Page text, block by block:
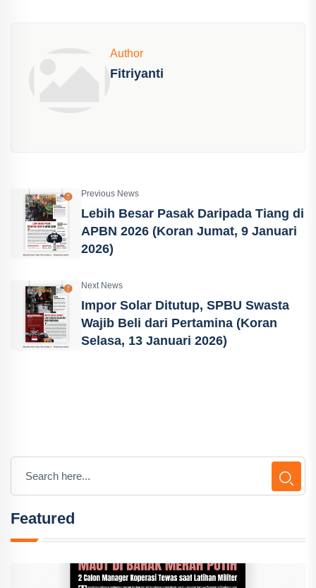
Author
Fitriyanti
Previous News
Lebih Besar Pasak Daripada Tiang di
APBN 2026 (Koran Jumat, 9 Januari
2026)
Next News
Impor Solar Ditutup, SPBU Swasta
Wajib Beli dari Pertamina (Koran
Selasa, 13 Januari 2026)
Featured